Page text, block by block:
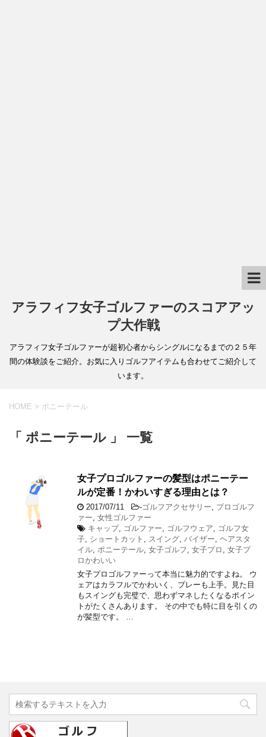
アラフィフ女子ゴルファーのスコアアッ
プ大作戦
アラフィフ女子ゴルファーが超初心者からシングルになるまでの２５年
間の体験談をご紹介。お気に入りゴルフアイテムも合わせてご紹介して
います。
HOME > ポニーテール
「 ポニーテール 」 一覧
女子プロゴルファーの髪型はポニーテー
ルが定番！かわいすぎる理由とは？
2017/07/11 -ゴルフアクセサリー
プロゴルフ
ァー 女性ゴルファー
キャップ, ゴルファー ゴルフウェア
ゴルフ女
子 ショートカット スイング バイザー ヘアスタ
イル ポニーテール 女子ゴルフ 女子プロ
女子プ
ロかわいい
女子プロゴルファーって本当に魅力的ですよね。 ウ
ェアはカラフルでかわいく、プレーも上手。見た目
もスイングも完璧で、思わずマネしたくなるポイン
トがたくさんあります。 その中でも特に目を引くの
が髪型です。 …